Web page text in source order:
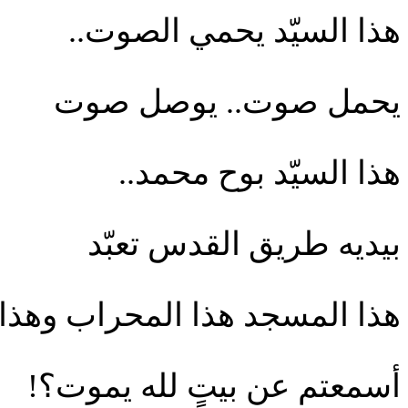
هذا السيّد يحمي الصوت..
يحمل صوت.. يوصل صوت
هذا السيّد بوح محمد..
بيديه طريق القدس تعبّد
هذا المسجد هذا المحراب وهذا
أسمعتم عن بيتٍ لله يموت؟!